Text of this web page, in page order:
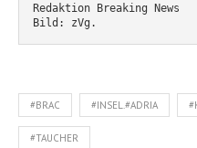
Redaktion Breaking News
Bild: zVg.
#BRAC #INSEL.#ADRIA
#TAUCHER